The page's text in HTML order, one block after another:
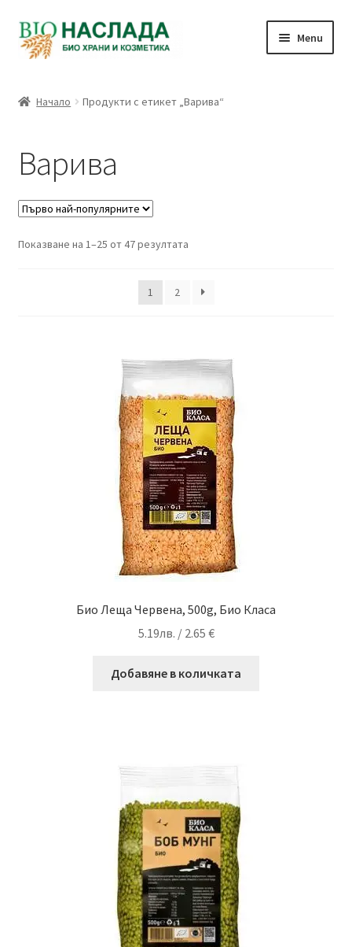
Skip
to
Skip
to
Menu
Плащане
Връзка с нас
Профил
Начало Продукти с етикет „Варива“
Варива
Показване на 1–25 от 47 резултатаSorted
1
2
Био Леща Червена, 500g, Био Класа
5.19лв. / 2.65 €
Добавяне в количката